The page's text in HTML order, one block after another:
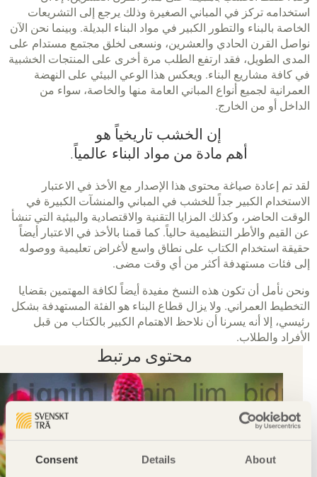
Consent Details About
استخدامه تركز في المباني الصغيرة وذلك یرجع إلى التشريعات
الخاصة بالبناء والتطور الكبير في مواد البناء البديلة. وبينما نحن الآن
نواصل القرن الحادي والعشرين، ونسعى لخلق مجتمع مستدام على
المدى الطويل، فقد ارتفع الطلب مرة أخرى على المنتجات الخشبية
في كافة مشاريع البناء. ويعكس هذا الوعي البيئي على النهضة
العمرانية لجميع أنواع المباني العامة منها والخاصة، سواء من
الداخل أو من الخارج.
إن الخشب تاريخياً هو
أهم مادة من مواد البناء عالمياً.
لقد تم إعادة صياغة محتوى هذا الإصدار مع الأخذ في الاعتبار
الاستخدام الكبير جداً للخشب في المباني والمنشآت الكبيرة في
الوقت الحاضر، وكذلك المزايا التقنية والاقتصادية والبيئية التي تنشأ
عن القيم والأطر التنظيمية حالياً. كما قمنا بالأخذ في الاعتبار أيضاً
حقيقة استخدام الكتاب على نطاق واسع لأغراض تعليمية ووصوله
إلى فئات مستهدفة أكثر من أي وقت مضى.
ونحن نأمل أن تكون هذه النسخ مفيدة أيضاً لكافة المهتمين بقضايا
التخطيط العمراني. ولا يزال قطاع البناء هو الفئة المستهدفة بشكل
رئيسي، إلا أنه يسرنا أن نلاحظ الاهتمام الكبير بالكتاب من قبل
الأفراد والطلاب.
محتوى مرتبط